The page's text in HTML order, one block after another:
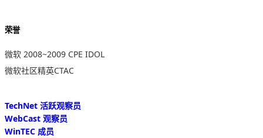
荣誉
微软 2008~2009 CPE IDOL
微软社区精英CTAC
TechNet 活跃观察员
WebCast 观察员
WinTEC 成员